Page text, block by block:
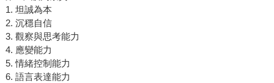
1. 坦誠為本
2. 沉穩自信
3. 觀察與思考能力
4. 應變能力
5. 情緒控制能力
6. 語言表達能力